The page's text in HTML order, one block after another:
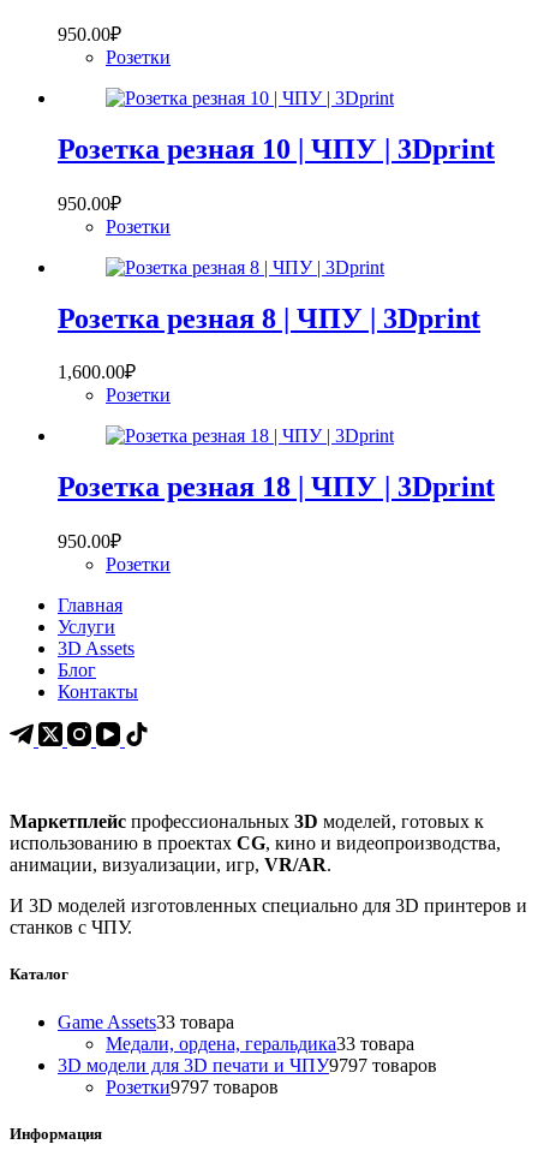
950.00₽
Розетки
Розетка резная 10 | ЧПУ | 3Dprint
950.00₽
Розетки
Розетка резная 8 | ЧПУ | 3Dprint
1,600.00₽
Розетки
Розетка резная 18 | ЧПУ | 3Dprint
950.00₽
Розетки
Главная
Услуги
3D Assets
Блог
Контакты
Маркетплейс профессиональных 3D моделей, готовых к
использованию в проектах CG, кино и видеопроизводства,
анимации, визуализации, игр, VR/AR.
И 3D моделей изготовленных специально для 3D принтеров и
станков с ЧПУ.
Каталог
Game Assets33 товара
Медали, ордена, геральдика33 товара
3D модели для 3D печати и ЧПУ9797 товаров
Розетки9797 товаров
Информация